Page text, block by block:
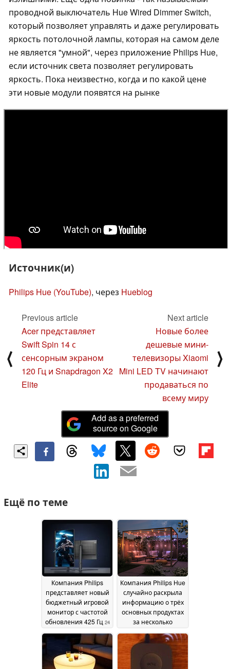
проводной выключатель Hue Wired Dimmer Switch,
который позволяет управлять и даже регулировать
яркость потолочной лампы, которая на самом деле
не является "умной", через приложение Philips Hue,
если источник света позволяет регулировать
яркость. Пока неизвестно, когда и по какой цене
эти новые модули появятся на рынке
Источник(и)
Philips Hue (YouTube), через Hueblog
⟨
Previous article
Acer представляет
Swift Spin 14 с
сенсорным экраном
120 Гц и Snapdragon X2
Elite
Next article
Новые более
дешевые мини-
телевизоры Xiaomi
Mini LED TV начинают
продаваться по
всему миру
⟩
Add as a preferred
source on Google
Ещё по теме
Компания Philips
представляет новый
бюджетный игровой
монитор с частотой
обновления 425 Гц 24
July 2026
Компания Philips Hue
случайно раскрыла
информацию о трёх
основных продуктах
за несколько
запуска 18 July 2026